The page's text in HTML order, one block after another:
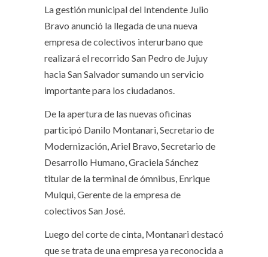
La gestión municipal del Intendente Julio
Bravo anunció la llegada de una nueva
empresa de colectivos interurbano que
realizará el recorrido San Pedro de Jujuy
hacia San Salvador sumando un servicio
importante para los ciudadanos.
De la apertura de las nuevas oficinas
participó Danilo Montanari, Secretario de
Modernización, Ariel Bravo, Secretario de
Desarrollo Humano, Graciela Sánchez
titular de la terminal de ómnibus, Enrique
Mulqui, Gerente de la empresa de
colectivos San José.
Luego del corte de cinta, Montanari destacó
que se trata de una empresa ya reconocida a